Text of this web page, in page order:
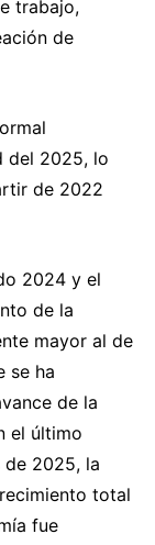
trabajo,
de
del 2025, lo
de 2022
2024 y el
de la
mayor al de
se ha
de la
el último
2025, la
total
fue